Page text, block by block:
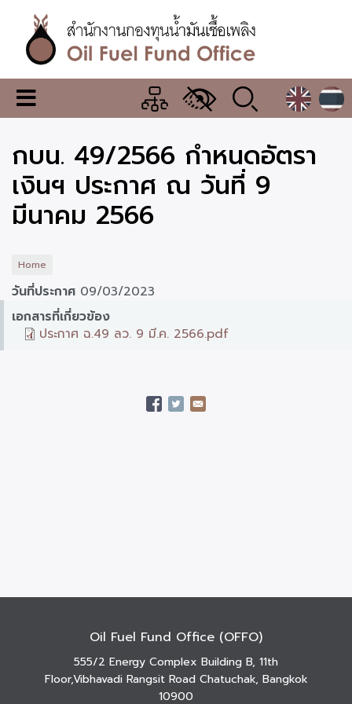
content
สำนักงาน
กองทุน
น้ำมัน
เชื้อ
เพลิง
เมนู
เปลี่ยน
แสดง
ผล
กบน. 49/2566 กำหนดอัตรา
เงินฯ ประกาศ ณ วันที่ 9
มีนาคม 2566
Home
วันที่ประกาศ 09/03/2023
เอกสารที่เกี่ยวข้อง
ประกาศ ฉ.49 ลว. 9 มี.ค. 2566.pdf
Oil Fuel Fund Office (OFFO)
555/2 Energy Complex Building B, 11th
Floor,Vibhavadi Rangsit Road Chatuchak, Bangkok
10900